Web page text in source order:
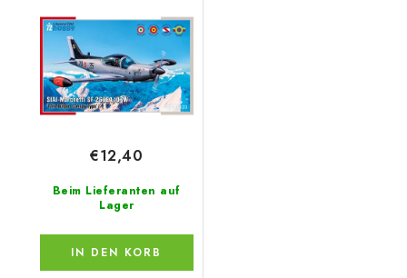
260EA/D/W ‘ Late
Bulged Canopy Type’ -
Special Hobby
Beim Lieferanten auf
Lager
€12,40
IN DEN KORB